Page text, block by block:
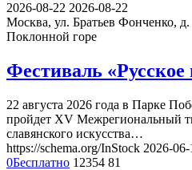
2026-08-22 2026-08-22
Москва, ул. Братьев Фонченко, д.
Поклонной горе
Фестиваль «Русское
22 августа 2026 года в Парке
пройдет XV Межрегиональный
славянского искусства…
https://schema.org/InStock 2026-
0Бесплатно 12354 81